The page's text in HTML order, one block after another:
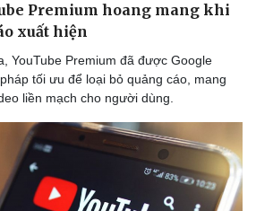
Premium hoang mang khi
xuất hiện
YouTube Premium đã được Google
tối ưu để loại bỏ quảng cáo, mang
liền mạch cho người dùng.